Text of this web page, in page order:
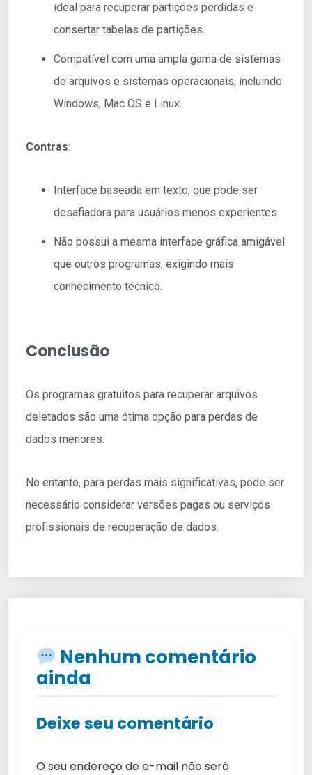
ideal para recuperar partições perdidas e
consertar tabelas de partições.
Compatível com uma ampla gama de sistemas
de arquivos e sistemas operacionais, incluindo
Windows, Mac OS e Linux.
Contras:
Interface baseada em texto, que pode ser
desafiadora para usuários menos experientes.
Não possui a mesma interface gráfica amigável
que outros programas, exigindo mais
conhecimento técnico.
Conclusão
Os programas gratuitos para recuperar arquivos
deletados são uma ótima opção para perdas de
dados menores.
No entanto, para perdas mais significativas, pode ser
necessário considerar versões pagas ou serviços
profissionais de recuperação de dados.
Nenhum comentário
ainda
Deixe seu comentário
O seu endereço de e-mail não será